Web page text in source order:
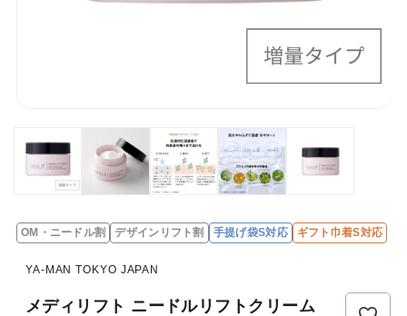
OM・ニードル割 デザインリフト割 手提げ袋S対応 ギフト巾着S対応
YA-MAN TOKYO JAPAN
メディリフト ニードルリフトクリーム